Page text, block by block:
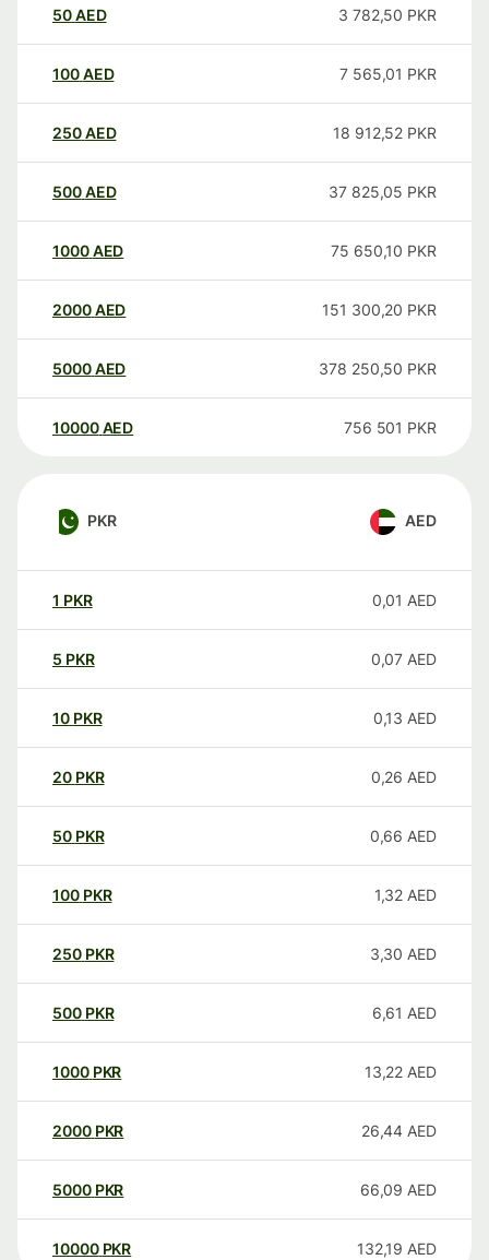
50AED 3 782,50 PKR
100AED 7 565,01 PKR
250AED 18 912,52 PKR
500AED 37 825,05 PKR
1000AED 75 650,10 PKR
2000AED 151 300,20 PKR
5000AED 378 250,50 PKR
10000 AED 756 501 PKR
PKR AED
1 PKR 0,01 AED
5 PKR 0,07 AED
10 PKR 0,13 AED
20 PKR 0,26 AED
50 PKR 0,66 AED
100 PKR 1,32 AED
250 PKR 3,30 AED
500 PKR 6,61 AED
1000 PKR 13,22 AED
2000 PKR 26,44 AED
5000 PKR 66,09 AED
10000 PKR 132,19 AED